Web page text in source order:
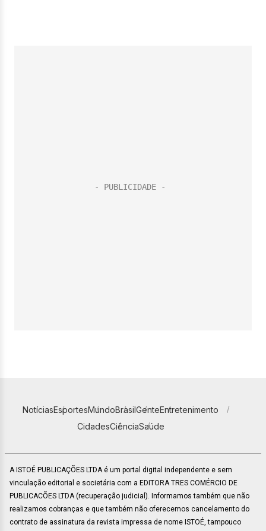
NotíciasEsportesMundoBrasilGenteEntretenimento
CidadesCiênciaSaúde
A ISTOÉ PUBLICAÇÕES LTDA é um portal digital independente e sem
vinculação editorial e societária com a EDITORA TRES COMÉRCIO DE
PUBLICACÕES LTDA (recuperação judicial). Informamos também que não
realizamos cobranças e que também não oferecemos cancelamento do
contrato de assinatura da revista impressa de nome ISTOÉ, tampouco